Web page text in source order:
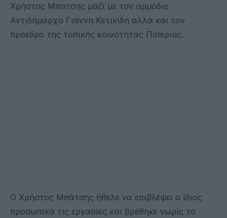
Χρήστος Μπατσης μαζί με τον αρμόδιο
Αντιδήμαρχο Γιάννη Κετικίδη αλλά και τον
πρόεδρο της τοπικής κοινότητας Πιπεριάς.
Ο Χρήστος Μπάτσης ήθελε να επιβλέψει ο ίδιος
προσωπικά τις εργασίες και βρέθηκε νωρίς το